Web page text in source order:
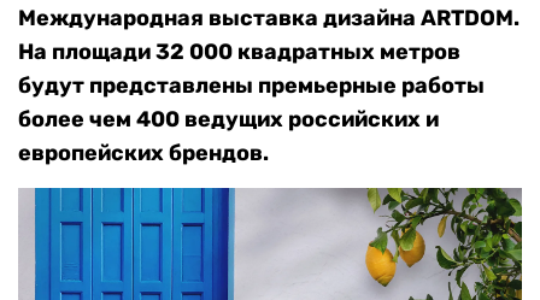
Международная выставка дизайна ARTDOM.
На площади 32 000 квадратных метров
будут представлены премьерные работы
более чем 400 ведущих российских и
европейских брендов.